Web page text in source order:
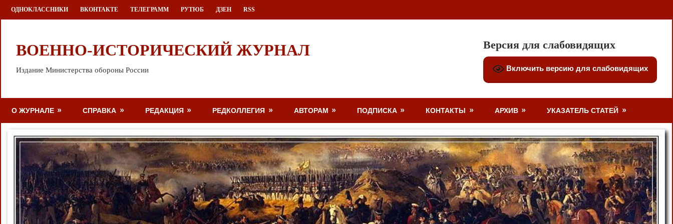
Перейти
к
ОДНОКЛАССНИКИ ВКОНТАКТЕ ТЕЛЕГРАММ РУТЮБ ДЗЕН RSS
ВОЕННО-ИСТОРИЧЕСКИЙ ЖУРНАЛ
Издание Министерства обороны России
Версия для слабовидящих
Включить версию для слабовидящих
О ЖУРНАЛЕ СПРАВКА РЕДАКЦИЯ РЕДКОЛЛЕГИЯ АВТОРАМ ПОДПИСКА КОНТАКТЫ АРХИВ УКАЗАТЕЛЬ СТАТЕЙ